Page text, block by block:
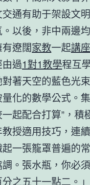
交通有助于架設文
以後，非中兩邊
遼闊家教一起講座
過1對1教學程互
對著天空的藍色光束
化的數學公式。
起配合打算”，
教授適用技巧，連
一張籠罩普遍的
。張水瓶，你必
之五十一點二。